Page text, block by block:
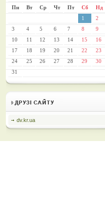
Пн
Вт Ср Чт Пт Сб
Нд
1
2
3
4 5 6 7 8
9
10
11 12 13 14 15
16
17
18 19 20 21 22
23
24
25 26 27 28 29
30
31
dv.kr.ua